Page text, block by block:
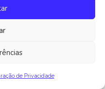
de Privacidade